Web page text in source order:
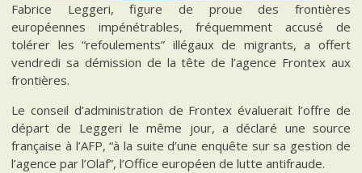
Fabrice Leggeri, figure de proue des frontières
européennes impénétrables, fréquemment accusé de
tolérer les “refoulements” illégaux de migrants, a offert
vendredi sa démission de la tête de l’agence Frontex aux
frontières.
Le conseil d’administration de Frontex évaluerait l’offre de
départ de Leggeri le même jour, a déclaré une source
française à l’AFP, “à la suite d’une enquête sur sa gestion de
l’agence par l’Olaf”, l’Office européen de lutte antifraude.